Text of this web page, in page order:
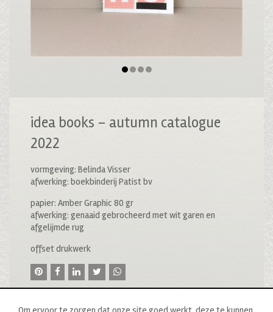
idea books – autumn catalogue
2022
vormgeving: Belinda Visser
afwerking: boekbinderij Patist bv
papier: Amber Graphic 80 gr
afwerking: genaaid gebrocheerd met wit garen en
afgelijmde rug
offset drukwerk